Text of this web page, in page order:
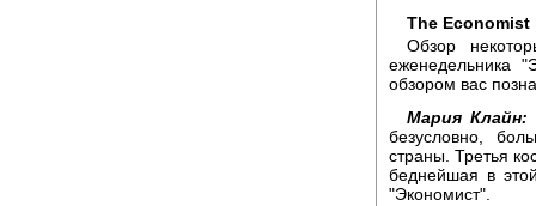
The Economist
Обзор
еженедельника
обзором вас
Мария Клайн:
безусловно,
страны. Третья
беднейшая в
"Экономист".